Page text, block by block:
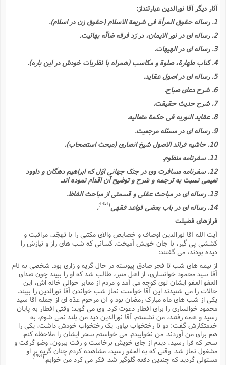
آثار دیگر آقا نورالدین عبارتنداز:
1. رساله حقوق المرأة فى شریعة الاسلام (حقوق زن در اسلام).
2. رساله اى در نور الایمان، در رّد فرقه ضالّه بهائیت.
3. رساله اى در الهیهات.
4. کتاب طهارة، صلوة و مکاسب (همراه با نظریات خودش در این باره).
5. رساله اى در اصول عقاید.
6. شرح دعاى صباح.
7. شرح حدیث حقیقت.
8. عقاید النوریه فى حکمة متعالیه.
9. رساله اى در مسئله مرجعیت.
10. حاشیه فرائد الاصول شیخ انصارى (مبحث استصحاب).
11. سفرنامه منظوم.
12. سفرنامه مسافرت وى در جنگ جهانى اوّل که ابراهیم دهگان و داوود
نعیمى نسبت به ترجمه و شرح و توضیح آن اقدام نموده اند.
13. رساله اى در مباحث عقلى و قسمتى از مباحث الفاظ.
14. رساله اى در باب بعضى قواعد فقهى
[45]
)
.
فرازهاى فضیلت
آیت الله آقا نورالدین اوصاف و خصایص والاى مکتبى را با تهجّد، مراقبت و
کششى پى گیر، با جان خویش آمیخت. کسانى که شب هاى راز و نیازش را
دیده بودند، مى گفتند:
از نیمه هاى شب تا فجر صادق پیوسته در حال گریه و زارى بود. شخصى به نام
آقا سید محمود خوانسارى، از اهل منبر، طالب شد که او را ببیند چون صداى
العفو العفو ایشان توى کوچه مى آمد و مردم از معابر حوالى خانه اش، این
حالات را مى شنیدند این آقا خواست نماز شب خواندن آقا نورالدین را ببیند.
یکى از شب هاى ماه مبارک رمضان بود و آن مرحوم عدّه اى از جمله آقا سید
محمود خوانسارى را براى افطار دعوت کرد. وى مى گوید: وقتى افطار به پایان
رسید و همه رفتند، من نشستم. آقا نورالدین دید من بلند نمى شوم، به
خدمتکارش گفت: دو تا رختخواب بیاور. یک رختخواب خودش داشت، یکى را
هم براى من آوردند. من نخوابیدم. مى خواستم سحر ایشان را ملاحظه کنم.
سحر که فرا رسید، دیدم از جاى خویش برخاست و رفت بیرون، وضو گرفت و
مشغول نماز شد. وقتى که به العفو رسید، مشاهده کردم چنان گریه بر او
مستولى گردید که چندین دفعه گلوگیر شد. فکر مى کرد من خوابم.(
[46]
)